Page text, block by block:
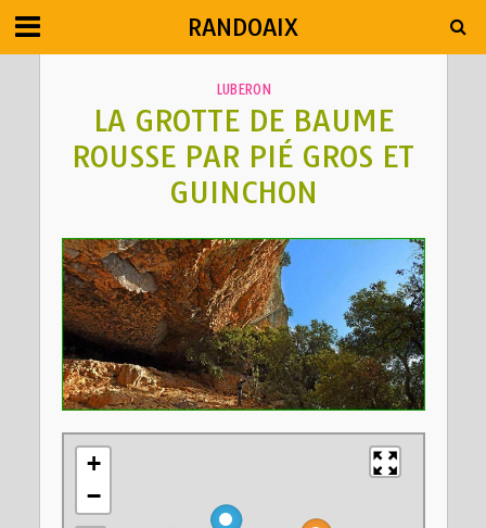
RANDOAIX
LUBERON
LA GROTTE DE BAUME
ROUSSE PAR PIÉ GROS ET
GUINCHON
+
−